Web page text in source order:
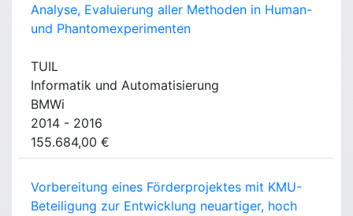
Analyse, Evaluierung aller Methoden in Human-
und Phantomexperimenten
TUIL
Informatik und Automatisierung
BMWi
2014 - 2016
155.684,00 €
Vorbereitung eines Förderprojektes mit KMU-
Beteiligung zur Entwicklung neuartiger, hoch